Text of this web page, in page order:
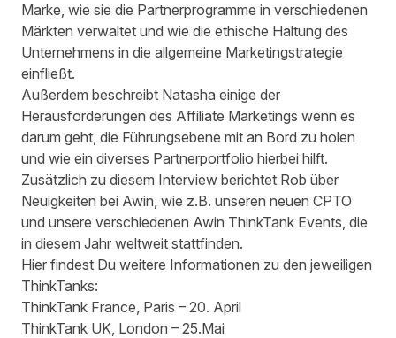
Marke, wie sie die Partnerprogramme in verschiedenen
Märkten verwaltet und wie die ethische Haltung des
Unternehmens in die allgemeine Marketingstrategie
einfließt.
Außerdem beschreibt Natasha einige der
Herausforderungen des Affiliate Marketings wenn es
darum geht, die Führungsebene mit an Bord zu holen
und wie ein diverses Partnerportfolio hierbei hilft.
Zusätzlich zu diesem Interview berichtet Rob über
Neuigkeiten bei Awin, wie z.B. unseren neuen CPTO
und unsere verschiedenen Awin ThinkTank Events, die
in diesem Jahr weltweit stattfinden.
Hier findest Du weitere Informationen zu den jeweiligen
ThinkTanks:
ThinkTank France, Paris – 20. April
ThinkTank UK, London – 25.Mai